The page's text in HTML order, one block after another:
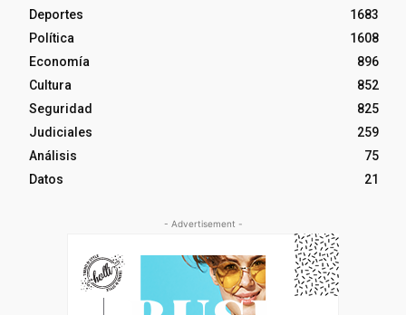
Deportes
1683
Política
1608
Economía
896
Cultura
852
Seguridad
825
Judiciales
259
Análisis
75
Datos
21
- Advertisement -